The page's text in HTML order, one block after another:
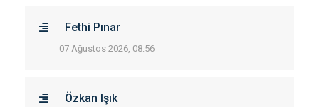
Fethi Pınar
07 Ağustos 2026, 08:56
Özkan Işık